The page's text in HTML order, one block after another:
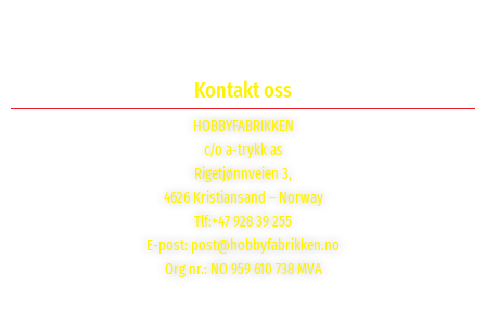
Kontakt oss
HOBBYFABRIKKEN
c/o a-trykk as
Rigetjønnveien 3,
4626 Kristiansand – Norway
Tlf:+47 928 39 255
E-post: post@hobbyfabrikken.no
Org nr.: NO 959 610 738 MVA